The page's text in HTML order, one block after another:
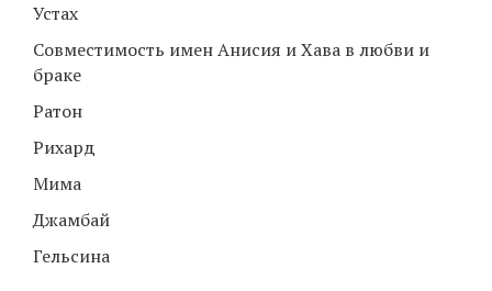
Устах
Совместимость имен Анисия и Хава в любви и
браке
Ратон
Рихард
Мима
Джамбай
Гельсина